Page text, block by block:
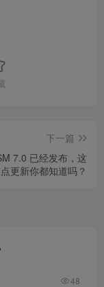
下一篇
7.0 已经发布，这
更新你都知道吗？
48